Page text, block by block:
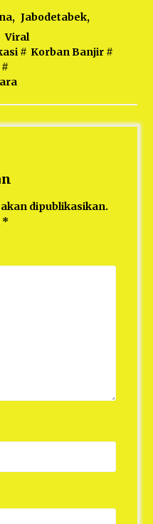
, Jabodetabek,
Viral
# Korban Banjir#
dipublikasikan.
*